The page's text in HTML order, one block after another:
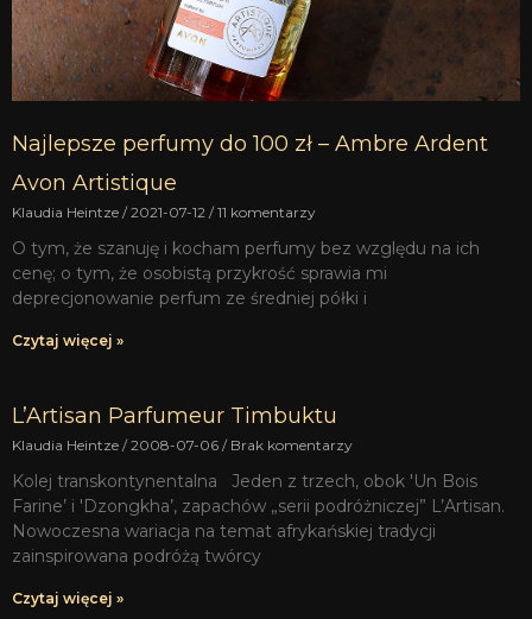
Najlepsze perfumy do 100 zł – Ambre Ardent
Avon Artistique
Klaudia Heintze 2021-07-12 11 komentarzy
O tym, że szanuję i kocham perfumy bez względu na ich
cenę; o tym, że osobistą przykrość sprawia mi
deprecjonowanie perfum ze średniej półki i
Czytaj więcej »
L’Artisan Parfumeur Timbuktu
Klaudia Heintze 2008-07-06 Brak komentarzy
Kolej transkontynentalna Jeden z trzech, obok 'Un Bois
Farine’ i 'Dzongkha’, zapachów „serii podróżniczej” L’Artisan.
Nowoczesna wariacja na temat afrykańskiej tradycji
zainspirowana podróżą twórcy
Czytaj więcej »